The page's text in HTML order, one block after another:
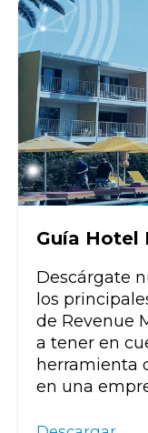
Guía Hotel
Descárgate
los
de Revenue
a tener en
herramienta
en una